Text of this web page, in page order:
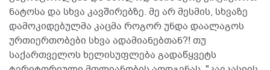
ნატოსა და სხვა კავშირებზე. მე არ მესმის, სხვაზე
დამოკიდებულმა კაცმა როგორ უნდა დაალაგოს
ურთიერთობები სხვა ადამიანებთან?! თუ
საქართველოს ხელისუფლება გადაწყვეტს